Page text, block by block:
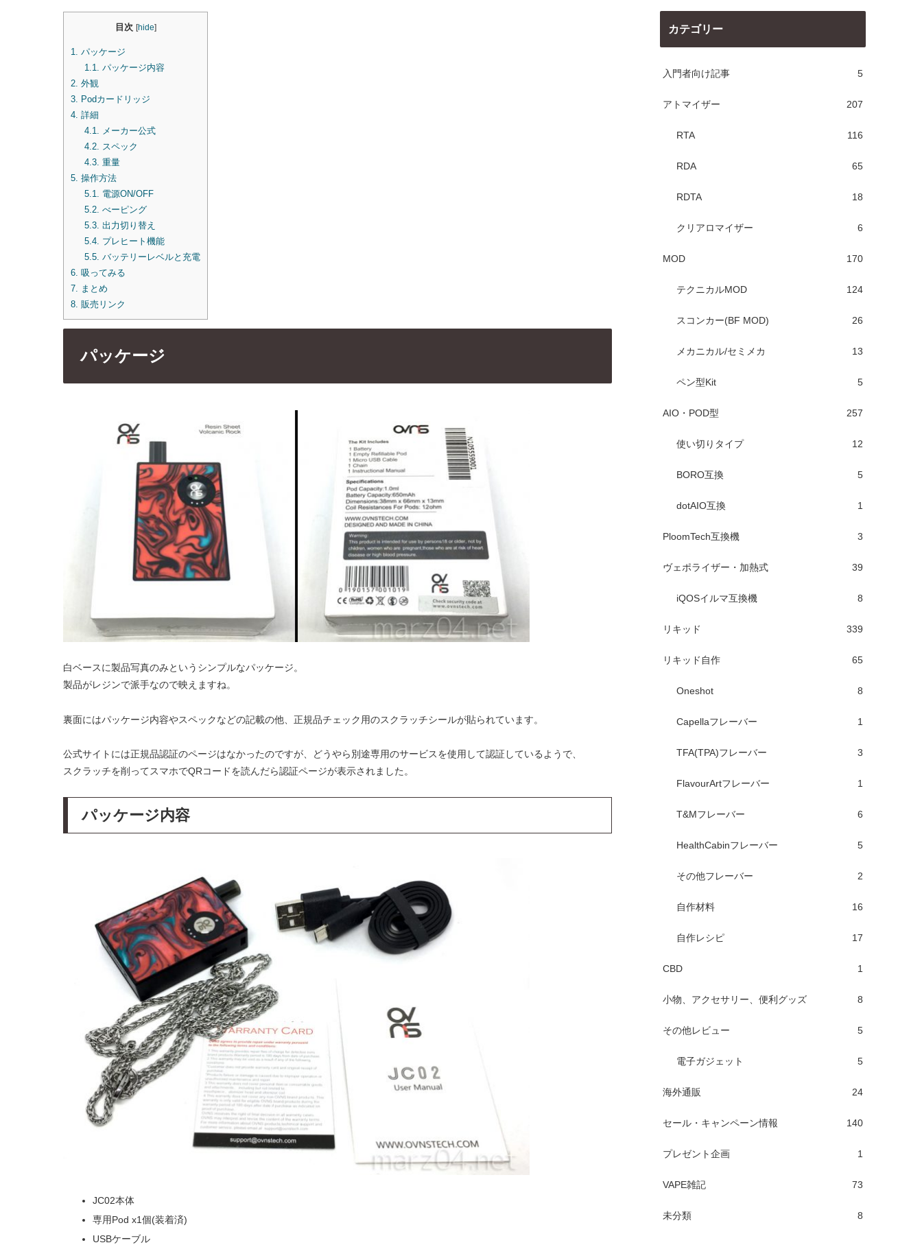
目次 [hide]
1. パッケージ
1.1. パッケージ内容
2. 外観
3. Podカードリッジ
4. 詳細
4.1. メーカー公式
4.2. スペック
4.3. 重量
5. 操作方法
5.1. 電源ON/OFF
5.2. べーピング
5.3. 出力切り替え
5.4. プレヒート機能
5.5. バッテリーレベルと充電
6. 吸ってみる
7. まとめ
8. 販売リンク
パッケージ
白ベースに製品写真のみというシンプルなパッケージ。
製品がレジンで派手なので映えますね。
裏面にはパッケージ内容やスペックなどの記載の他、正規品チェック用のスクラッチシールが貼られています。
公式サイトには正規品認証のページはなかったのですが、どうやら別途専用のサービスを使用して認証しているようで、
スクラッチを削ってスマホでQRコードを読んだら認証ページが表示されました。
パッケージ内容
JC02本体
専用Pod x1個(装着済)
USBケーブル
カテゴリー
入門者向け記事 5
アトマイザー 207
RTA 116
RDA 65
RDTA 18
クリアロマイザー 6
MOD 170
テクニカルMOD 124
スコンカー(BF MOD) 26
メカニカル/セミメカ 13
ペン型Kit 5
AIO・POD型 257
使い切りタイプ 12
BORO互換 5
dotAIO互換 1
PloomTech互換機 3
ヴェポライザー・加熱式 39
iQOSイルマ互換機 8
リキッド 339
リキッド自作 65
Oneshot 8
Capellaフレーバー 1
TFA(TPA)フレーバー 3
FlavourArtフレーバー 1
T&Mフレーバー 6
HealthCabinフレーバー 5
その他フレーバー 2
自作材料 16
自作レシピ 17
CBD 1
小物、アクセサリー、便利グッズ 8
その他レビュー 5
電子ガジェット 5
海外通販 24
セール・キャンペーン情報 140
プレゼント企画 1
VAPE雑記 73
未分類 8